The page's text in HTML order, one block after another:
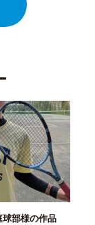
部様の作品